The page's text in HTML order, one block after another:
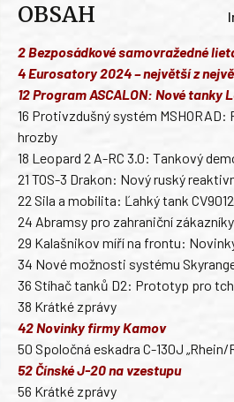
OBSAH
2 Bezposádkové samovražedné
4 Eurosatory 2024 – největší z
12 Program ASCALON: Nové tanky
16 Protivzdušný systém
hrozby
18 Leopard 2 A-RC 3.0: Tankový
21 TOS-3 Drakon: Nový ruský
22 Sila a mobilita: Ľahký tank
24 Abramsy pro zahraniční
29 Kalašnikov míří na frontu:
34 Nové možnosti systému
36 Stíhač tanků D2: Prototyp pro
38 Krátké zprávy
42 Novinky firmy Kamov
50 Spoločná eskadra C-130J „Rhein/
52 Čínské J-20 na vzestupu
56 Krátké zprávy